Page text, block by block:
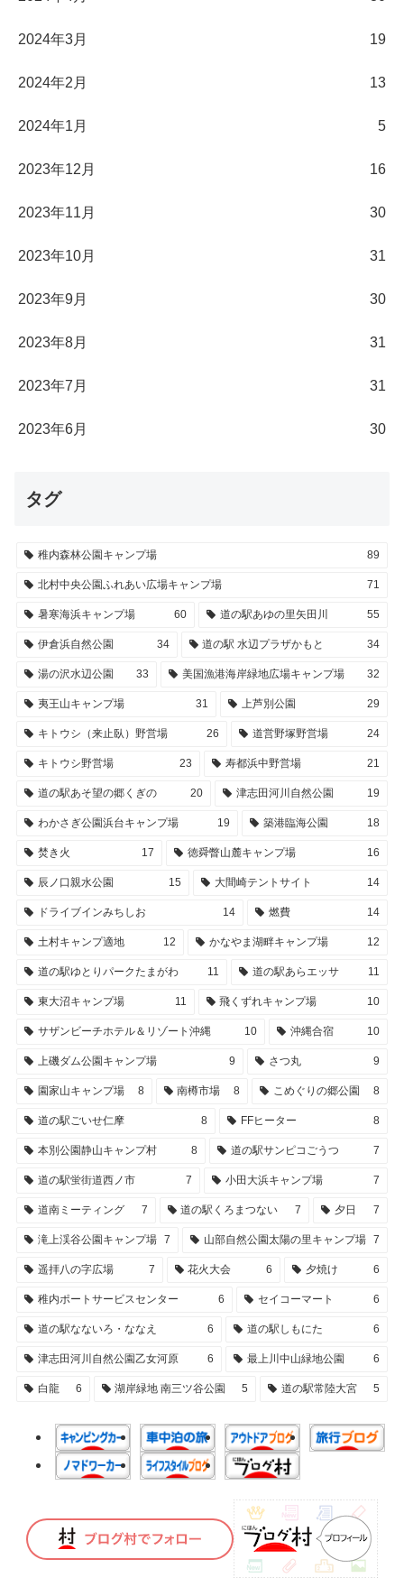
2024年3月 19
2024年2月 13
2024年1月 5
2023年12月 16
2023年11月 30
2023年10月 31
2023年9月 30
2023年8月 31
2023年7月 31
2023年6月 30
タグ
稚内森林公園キャンプ場 89
北村中央公園ふれあい広場キャンプ場 71
暑寒海浜キャンプ場 60 道の駅あゆの里矢田川 55
伊倉浜自然公園 34 道の駅 水辺プラザかもと 34
湯の沢水辺公園 33 美国漁港海岸緑地広場キャンプ場 32
夷王山キャンプ場 31 上芦別公園 29
キトウシ（来止臥）野営場 26 道営野塚野営場 24
キトウシ野営場 23 寿都浜中野営場 21
道の駅あそ望の郷くぎの 20 津志田河川自然公園 19
わかさぎ公園浜台キャンプ場 19 築港臨海公園 18
焚き火 17 徳舜瞥山麓キャンプ場 16
辰ノ口親水公園 15 大間崎テントサイト 14
ドライブインみちしお 14 燃費 14
土村キャンプ適地 12 かなやま湖畔キャンプ場 12
道の駅ゆとりパークたまがわ 11 道の駅あらエッサ 11
東大沼キャンプ場 11 飛くずれキャンプ場 10
サザンビーチホテル＆リゾート沖縄 10 沖縄合宿 10
上磯ダム公園キャンプ場 9 さつ丸 9
園家山キャンプ場 8 南樽市場 8 こめぐりの郷公園 8
道の駅ごいせ仁摩 8 FFヒーター 8
本別公園静山キャンプ村 8 道の駅サンピコごうつ 7
道の駅蛍街道西ノ市 7 小田大浜キャンプ場 7
道南ミーティング 7 道の駅くろまつない 7 夕日 7
滝上渓谷公園キャンプ場 7 山部自然公園太陽の里キャンプ場 7
遥拝八の字広場 7 花火大会 6 夕焼け 6
稚内ポートサービスセンター 6 セイコーマート 6
道の駅なないろ・ななえ 6 道の駅しもにた 6
津志田河川自然公園乙女河原 6 最上川中山緑地公園 6
白龍 6 湖岸緑地 南三ツ谷公園 5 道の駅常陸大宮 5